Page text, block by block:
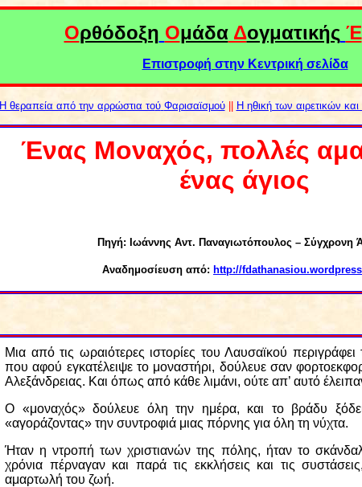
Ορθόδοξη ΟμάδαΔογματικής Έ
Επιστροφή στην Κεντρική σελίδα
Η θεραπεία από την αρρώστια τού Φαρισαϊσμού Η ηθική των αιρετικών
Ένας Μοναχός, πολλές
ένας άγιος
Πηγή: Ιωάννης Αντ. Παναγιωτόπουλος – Σύγχρονη
Αναδημοσίευση από: http://
Μια από τις ωραιότερες ιστορίες του Λαυσαϊκού
που αφού εγκατέλειψε το μοναστήρι, δούλευε σαν
Αλεξάνδρειας. Και όπως από κάθε λιμάνι, ούτε απ’ αυτό
Ο «μοναχός» δούλευε όλη την ημέρα, και το βράδυ
«αγοράζοντας» την συντροφιά μιας πόρνης για όλη τη νύχτα.
Ήταν η ντροπή των χριστιανών της πόλης, ήταν το
χρόνια πέρναγαν και παρά τις εκκλήσεις και τις
αμαρτωλή του ζωή.